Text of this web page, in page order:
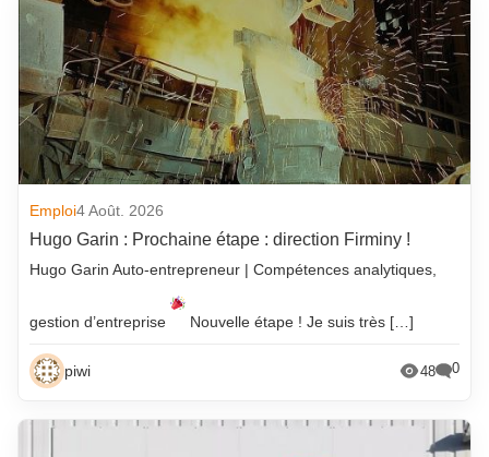
Emploi4 Août. 2026
Hugo Garin : Prochaine étape : direction Firminy !
Hugo Garin Auto-entrepreneur | Compétences analytiques,
gestion d’entreprise Nouvelle étape ! Je suis très […]
piwi 48 0